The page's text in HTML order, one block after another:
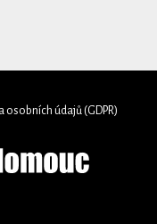
osobních údajů (GDPR)